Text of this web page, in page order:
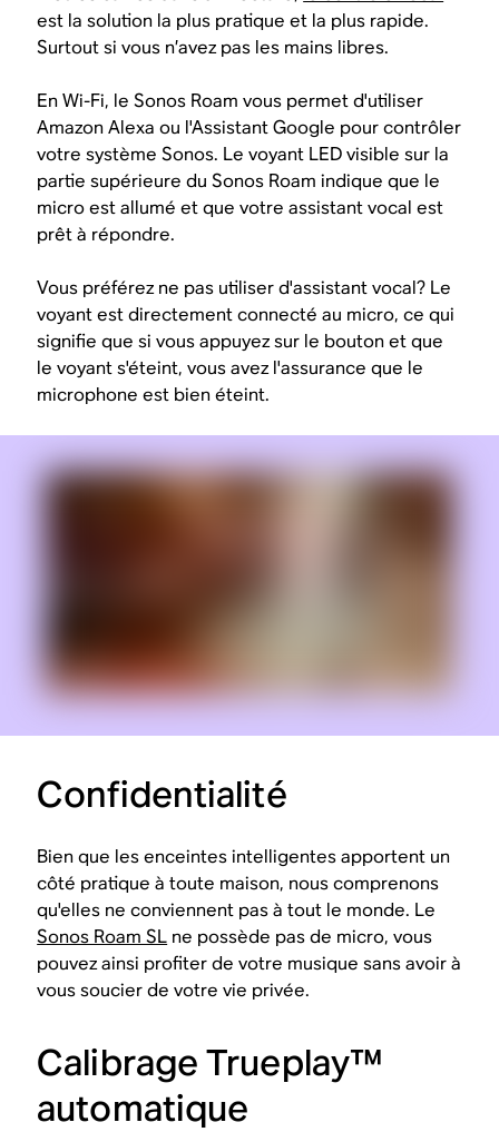
est la solution la plus pratique et la plus rapide.
Surtout si vous n’avez pas les mains libres.
En Wi-Fi, le Sonos Roam vous permet d'utiliser
Amazon Alexa ou l'Assistant Google pour contrôler
votre système Sonos. Le voyant LED visible sur la
partie supérieure du Sonos Roam indique que le
micro est allumé et que votre assistant vocal est
prêt à répondre.
Vous préférez ne pas utiliser d'assistant vocal? Le
voyant est directement connecté au micro, ce qui
signifie que si vous appuyez sur le bouton et que
le voyant s'éteint, vous avez l'assurance que le
microphone est bien éteint.
Confidentialité
Bien que les enceintes intelligentes apportent un
côté pratique à toute maison, nous comprenons
qu'elles ne conviennent pas à tout le monde. Le
Sonos Roam SL ne possède pas de micro, vous
pouvez ainsi profiter de votre musique sans avoir à
vous soucier de votre vie privée.
Calibrage Trueplay™
automatique